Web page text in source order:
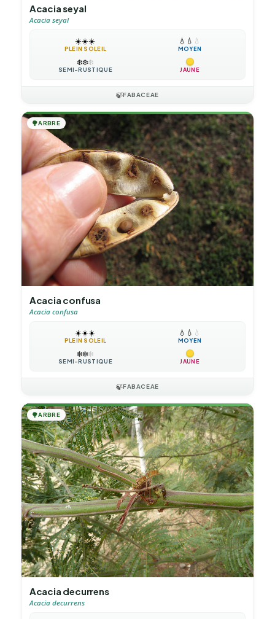
Acacia seyal
Acacia seyal
☀️☀️☀️
PLEIN SOLEIL
💧 💧 💧
MOYEN
❄️❄️❄️
SEMI-RUSTIQUE JAUNE
🍃FABACEAE
🌳ARBRE
Acacia confusa
Acacia confusa
☀️☀️☀️
PLEIN SOLEIL
💧 💧 💧
MOYEN
❄️❄️❄️
SEMI-RUSTIQUE JAUNE
🍃FABACEAE
🌳ARBRE
Acacia decurrens
Acacia decurrens